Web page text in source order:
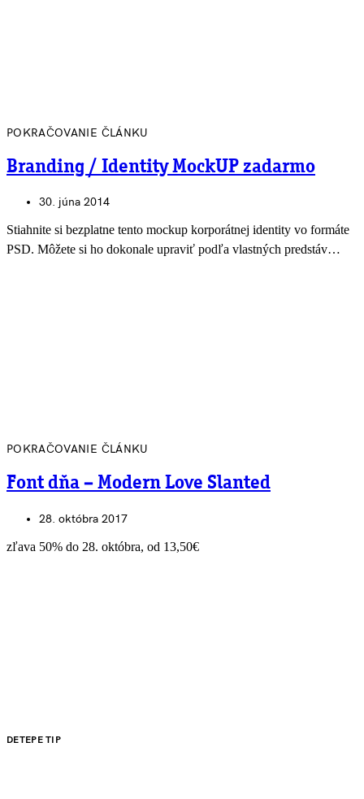
POKRAČOVANIE ČLÁNKU
Branding / Identity MockUP zadarmo
30. júna 2014
Stiahnite si bezplatne tento mockup korporátnej identity vo formáte
PSD. Môžete si ho dokonale upraviť podľa vlastných predstáv…
POKRAČOVANIE ČLÁNKU
Font dňa – Modern Love Slanted
28. októbra 2017
zľava 50% do 28. októbra, od 13,50€
DETEPE TIP